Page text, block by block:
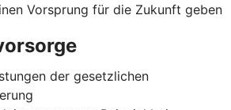
Vorsprung für die Zukunft geben
der gesetzlichen